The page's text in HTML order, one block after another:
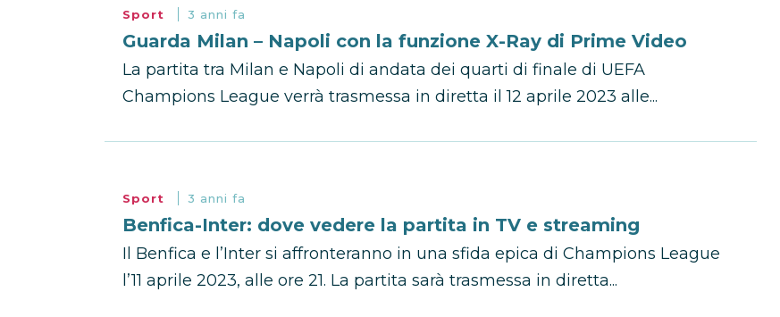
Sport 3 anni fa
Guarda Milan – Napoli con la funzione X-Ray di Prime Video
La partita tra Milan e Napoli di andata dei quarti di finale di UEFA
Champions League verrà trasmessa in diretta il 12 aprile 2023 alle...
Sport 3 anni fa
Benfica-Inter: dove vedere la partita in TV e streaming
Il Benfica e l’Inter si affronteranno in una sfida epica di Champions League
l’11 aprile 2023, alle ore 21. La partita sarà trasmessa in diretta...